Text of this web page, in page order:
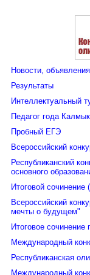
Новости, объявления
Результаты
Интеллектуальный
Педагог года
Пробный ЕГЭ
Всероссийский
Республиканский
основного
Итоговой сочинение
Всероссийский
мечты о будущем"
Итоговое сочинение
Международный
Республиканская
Международный